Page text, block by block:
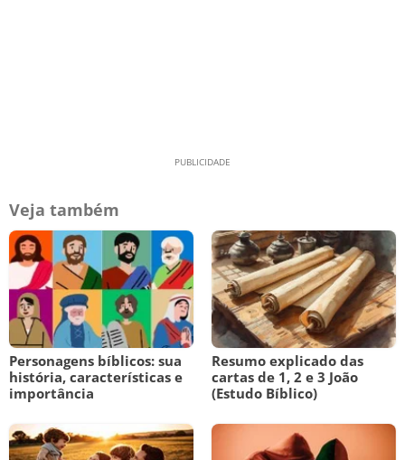
Veja também
Personagens bíblicos: sua
história, características e
importância
Resumo explicado das
cartas de 1, 2 e 3 João
(Estudo Bíblico)